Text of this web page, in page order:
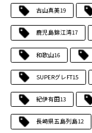
古山真美19
鹿児島錦江湾17
和歌山16
SUPERグレFT15
紀伊有田13
長崎県五島列島12